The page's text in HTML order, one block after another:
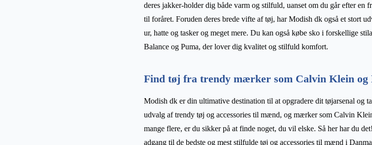
deres jakker-holder dig både varm og stilfuld, uanset om du går efter en
til foråret. Foruden deres brede vifte af tøj, har Modish dk også et stort
ur, hatte og tasker og meget mere. Du kan også købe sko i forskellige
Balance og Puma, der lover dig kvalitet og stilfuld komfort.
Find tøj fra trendy mærker som Calvin Klein og
Modish dk er din ultimative destination til at opgradere dit tøjarsenal og
udvalg af trendy tøj og accessories til mænd, og mærker som Calvin
mange flere, er du sikker på at finde noget, du vil elske. Så her har du
adgang til de bedste og mest stilfulde tøj og accessories til mænd i